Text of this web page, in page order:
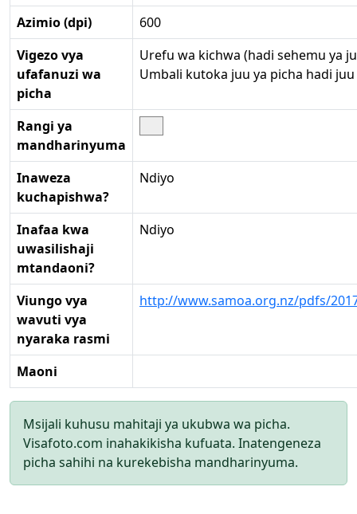
Azimio (dpi)
600
Vigezo vya
ufafanuzi wa
picha
Urefu wa kichwa (hadi sehemu ya
Umbali kutoka juu ya picha hadi
Rangi ya
mandharinyuma
Inaweza
kuchapishwa?
Ndiyo
Inafaa kwa
uwasilishaji
mtandaoni?
Ndiyo
Viungo vya
wavuti vya
nyaraka rasmi
http://www.samoa.org.nz/pdfs/
Maoni
Msijali kuhusu mahitaji ya ukubwa wa picha.
Visafoto.com inahakikisha kufuata. Inatengeneza
picha sahihi na kurekebisha mandharinyuma.